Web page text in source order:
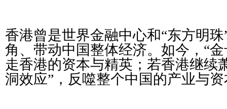
香港曾是世界金融中心和“东方明
角、带动中国整体经济。如今，“
走香港的资本与精英；若香港继续
洞效应”，反噬整个中国的产业与